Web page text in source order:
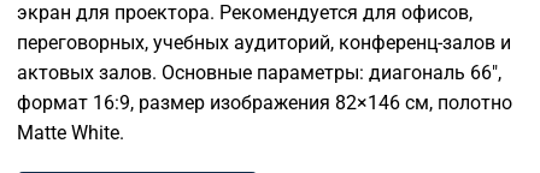
экран для проектора. Рекомендуется для офисов,
переговорных, учебных аудиторий, конференц-залов и
актовых залов. Основные параметры: диагональ 66″,
формат 16:9, размер изображения 82×146 см, полотно
Matte White.